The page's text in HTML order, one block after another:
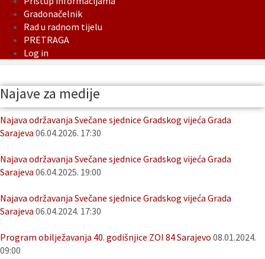
Gradonačelnik
Rad u radnom tijelu
PRETRAGA
Log in
Najave za medije
Najava održavanja Svečane sjednice Gradskog vijeća Grada
Sarajeva 06.04.2026. 17:30
Najava održavanja Svečane sjednice Gradskog vijeća Grada
Sarajeva 06.04.2025. 19:00
Najava održavanja Svečane sjednice Gradskog vijeća Grada
Sarajeva 06.04.2024. 17:30
Program obilježavanja 40. godišnjice ZOI 84 Sarajevo 08.01.2024.
09:00